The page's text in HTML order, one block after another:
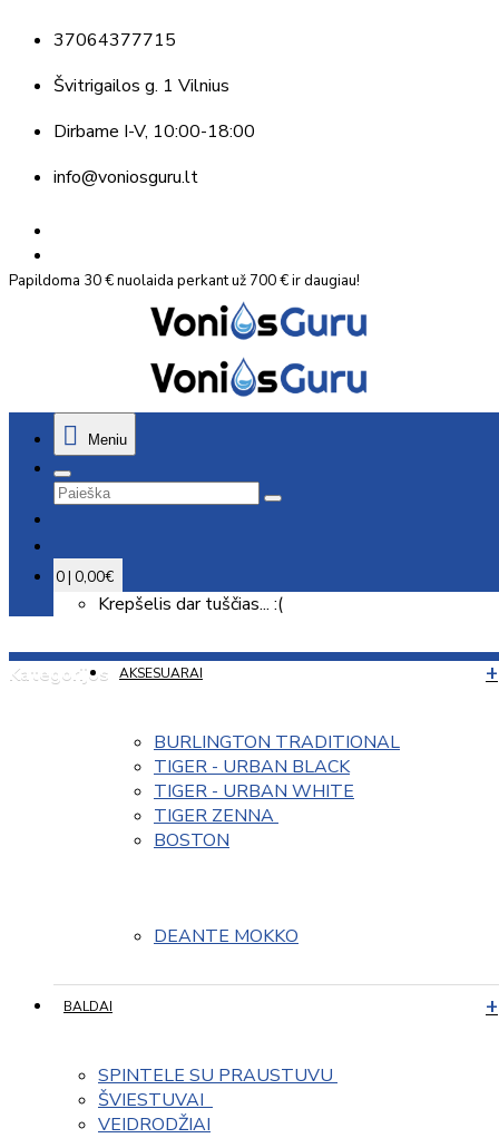
37064377715
Švitrigailos g. 1 Vilnius
Dirbame I-V, 10:00-18:00
info@voniosguru.lt
Papildoma 30 € nuolaida perkant už 700 € ir daugiau!
Meniu
0 | 0,00€
Krepšelis dar tuščias... :(
Kategorijos AKSESUARAI
BURLINGTON TRADITIONAL
TIGER - URBAN BLACK
TIGER - URBAN WHITE
TIGER ZENNA
BOSTON
DEANTE MOKKO
BALDAI
SPINTELE SU PRAUSTUVU
ŠVIESTUVAI
VEIDRODŽIAI